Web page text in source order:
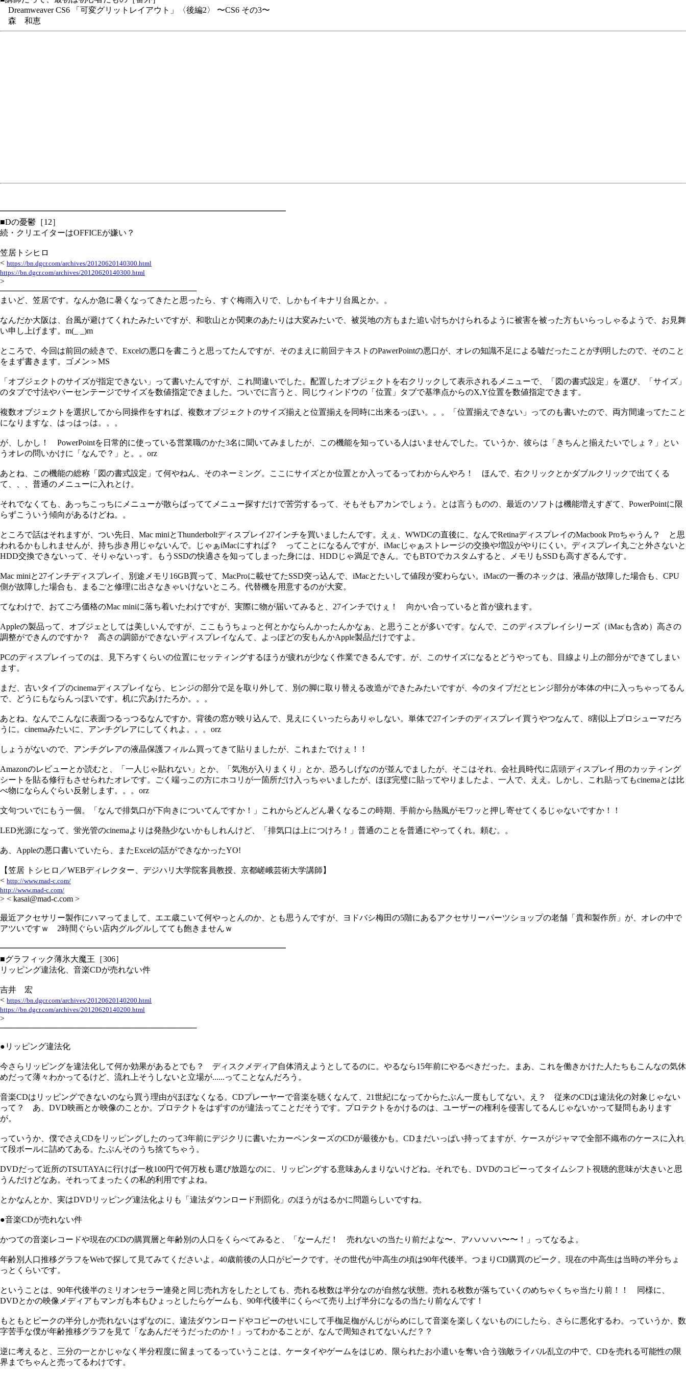
Dreamweaver CS6 「可変グリットレイアウト」〈後編2〉 〜CS6 その3〜
森 和恵
━━━━━━━━━━━━━━━━━━━━━━━━━━━━━━━━━━━
■Dの憂鬱［12］
続・クリエイターはOFFICEが嫌い？
笠居トシヒロ
< https://bn.dgcr.com/archives/20120620140300.html
https://bn.dgcr.com/archives/20120620140300.html
>
───────────────────────────────────
まいど、笠居です。なんか急に暑くなってきたと思ったら、すぐ梅雨入りで、しかもイキナリ台風とか。。
なんだか大阪は、台風が避けてくれたみたいですが、和歌山とか関東のあたりは大変みたいで、被災地の方もまた追い討ちかけられるように被害を被った方もいらっしゃるようで、お見舞
い申し上げます。m(_ _)m
ところで、今回は前回の続きで、Excelの悪口を書こうと思ってたんですが、そのまえに前回テキストのPawerPointの悪口が、オレの知識不足による嘘だったことが判明したので、そのこと
をまず書きます。ゴメン＞MS
「オブジェクトのサイズが指定できない」って書いたんですが、これ間違いでした。配置したオブジェクトを右クリックして表示されるメニューで、「図の書式設定」を選び、「サイズ」
のタブで寸法やパーセンテージでサイズを数値指定できました。ついでに言うと、同じウィンドウの「位置」タブで基準点からのX,Y位置を数値指定できます。
複数オブジェクトを選択してから同操作をすれば、複数オブジェクトのサイズ揃えと位置揃えを同時に出来るっぽい。。。「位置揃えできない」ってのも書いたので、両方間違ってたこと
になりますな、はっはっは。。。
が、しかし！ PowerPointを日常的に使っている営業職のかた3名に聞いてみましたが、この機能を知っている人はいませんでした。ていうか、彼らは「きちんと揃えたいでしょ？」とい
うオレの問いかけに「なんで？」と。。orz
あとね、この機能の総称「図の書式設定」て何やねん、そのネーミング。ここにサイズとか位置とか入ってるってわからんやろ！ ほんで、右クリックとかダブルクリックで出てくる
て、、、普通のメニューに入れとけ。
それでなくても、あっちこっちにメニューが散らばっててメニュー探すだけで苦労するって、そもそもアカンでしょう。とは言うものの、最近のソフトは機能増えすぎて、PowerPointに限
らずこういう傾向があるけどね。。
ところで話はそれますが、つい先日、Mac miniとThunderboltディスプレイ27インチを買いましたんです。えぇ、WWDCの直後に、なんでRetinaディスプレイのMacbook Proちゃうん？ と思
われるかもしれませんが、持ち歩き用じゃないんで。じゃぁiMacにすれば？ ってことになるんですが、iMacじゃぁストレージの交換や増設がやりにくい。ディスプレイ丸ごと外さないと
HDD交換できないって、そりゃないっす。もうSSDの快適さを知ってしまった身には、HDDじゃ満足できん。でもBTOでカスタムすると、メモリもSSDも高すぎるんです。
Mac miniと27インチディスプレイ、別途メモリ16GB買って、MacProに載せてたSSD突っ込んで、iMacとたいして値段が変わらない。iMacの一番のネックは、液晶が故障した場合も、CPU
側が故障した場合も、まるごと修理に出さなきゃいけないところ。代替機を用意するのが大変。
てなわけで、おてごろ価格のMac miniに落ち着いたわけですが、実際に物が届いてみると、27インチでけぇ！ 向かい合っていると首が疲れます。
Appleの製品って、オブジェとしては美しいんですが、ここもうちょっと何とかならんかったんかなぁ、と思うことが多いです。なんで、このディスプレイシリーズ（iMacも含め）高さの
調整ができんのですか？ 高さの調節ができないディスプレイなんて、よっぽどの安もんかApple製品だけですよ。
PCのディスプレイってのは、見下ろすくらいの位置にセッティングするほうが疲れが少なく作業できるんです。が、このサイズになるとどうやっても、目線より上の部分ができてしまい
ます。
まだ、古いタイプのcinemaディスプレイなら、ヒンジの部分で足を取り外して、別の脚に取り替える改造ができたみたいですが、今のタイプだとヒンジ部分が本体の中に入っちゃってるん
で、どうにもならんっぽいです。机に穴あけたろか。。。
あとね、なんでこんなに表面つるっつるなんですか。背後の窓が映り込んで、見えにくいったらありゃしない。単体で27インチのディスプレイ買うやつなんて、8割以上プロシューマだろ
うに。cinemaみたいに、アンチグレアにしてくれよ。。。orz
しょうがないので、アンチグレアの液晶保護フィルム買ってきて貼りましたが、これまたでけぇ！！
Amazonのレビューとか読むと、「一人じゃ貼れない」とか、「気泡が入りまくり」とか、恐ろしげなのが並んでましたが、そこはそれ、会社員時代に店頭ディスプレイ用のカッティング
シートを貼る修行もさせられたオレです。ごく端っこの方にホコリが一箇所だけ入っちゃいましたが、ほぼ完璧に貼ってやりましたよ、一人で、ええ。しかし、これ貼ってもcinemaとは比
べ物にならんぐらい反射します。。。orz
文句ついでにもう一個。「なんで排気口が下向きについてんですか！」これからどんどん暑くなるこの時期、手前から熱風がモワッと押し寄せてくるじゃないですか！！
LED光源になって、蛍光管のcinemaよりは発熱少ないかもしれんけど、「排気口は上につけろ！」普通のことを普通にやってくれ。頼む。。
あ、Appleの悪口書いていたら、またExcelの話ができなかったYO!
【笠居 トシヒロ／WEBディレクター、デジハリ大学院客員教授、京都嵯峨芸術大学講師】
< http://www.mad-c.com/
http://www.mad-c.com/
> < kasai@mad-c.com >
最近アクセサリー製作にハマってまして、エエ歳こいて何やっとんのか、とも思うんですが、ヨドバシ梅田の5階にあるアクセサリーパーツショップの老舗「貴和製作所」が、オレの中で
アツいですｗ 2時間ぐらい店内グルグルしてても飽きませんｗ
━━━━━━━━━━━━━━━━━━━━━━━━━━━━━━━━━━━
■グラフィック薄氷大魔王［306］
リッピング違法化、音楽CDが売れない件
吉井 宏
< https://bn.dgcr.com/archives/20120620140200.html
https://bn.dgcr.com/archives/20120620140200.html
>
───────────────────────────────────
●リッピング違法化
今さらリッピングを違法化して何か効果があるとでも？ ディスクメディア自体消えようとしてるのに。やるなら15年前にやるべきだった。まあ、これを働きかけた人たちもこんなの気休
めだって薄々わかってるけど、流れ上そうしないと立場が......ってことなんだろう。
音楽CDはリッピングできないのなら買う理由がほぼなくなる。CDプレーヤーで音楽を聴くなんて、21世紀になってからたぶん一度もしてない。え？ 従来のCDは違法化の対象じゃない
って？ あ、DVD映画とか映像のことか。プロテクトをはずすのが違法ってことだそうです。プロテクトをかけるのは、ユーザーの権利を侵害してるんじゃないかって疑問もあります
が。
っていうか、僕でさえCDをリッピングしたのって3年前にデジクリに書いたカーペンターズのCDが最後かも。CDまだいっぱい持ってますが、ケースがジャマで全部不織布のケースに入れ
て段ボールに詰めてある。たぶんそのうち捨てちゃう。
DVDだって近所のTSUTAYAに行けば一枚100円で何万枚も選び放題なのに、リッピングする意味あんまりないけどね。それでも、DVDのコピーってタイムシフト視聴的意味が大きいと思
うんだけどなあ。それってまったくの私的利用ですよね。
とかなんとか、実はDVDリッピング違法化よりも「違法ダウンロード刑罰化」のほうがはるかに問題らしいですね。
●音楽CDが売れない件
かつての音楽レコードや現在のCDの購買層と年齢別の人口をくらべてみると、「なーんだ！ 売れないの当たり前だよな〜、アハハハハ〜〜！」ってなるよ。
年齢別人口推移グラフをWebで探して見てみてくださいよ。40歳前後の人口がピークです。その世代が中高生の頃は90年代後半。つまりCD購買のピーク。現在の中高生は当時の半分ちょ
っとくらいです。
ということは、90年代後半のミリオンセラー連発と同じ売れ方をしたとしても、売れる枚数は半分なのが自然な状態。売れる枚数が落ちていくのめちゃくちゃ当たり前！！ 同様に、
DVDとかの映像メディアもマンガも本もひょっとしたらゲームも、90年代後半にくらべて売り上げ半分になるの当たり前なんです！
もともとピークの半分しか売れないはずなのに、違法ダウンロードやコピーのせいにして手枷足枷がんじがらめにして音楽を楽しくないものにしたら、さらに悪化するわ。っていうか、数
字苦手な僕が年齢推移グラフを見て「なあんだそうだったのか！」ってわかることが、なんで周知されてないんだ？？
逆に考えると、三分の一とかじゃなく半分程度に留まってるっていうことは、ケータイやゲームをはじめ、限られたお小遣いを奪い合う強敵ライバル乱立の中で、CDを売れる可能性の限
界までちゃんと売ってるわけです。